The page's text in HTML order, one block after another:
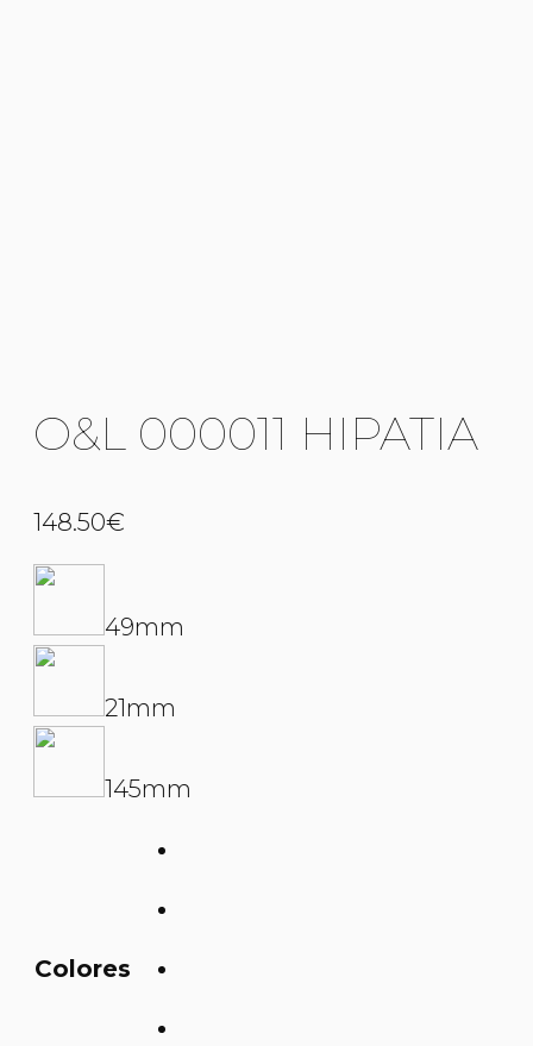
O&L 000011 HIPATIA
148.50€
49mm
21mm
145mm
Colores